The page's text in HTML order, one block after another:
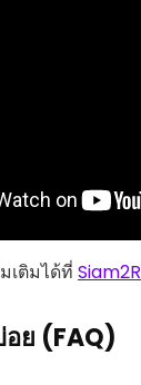
เติมได้ที่ Siam2R
ย (FAQ)